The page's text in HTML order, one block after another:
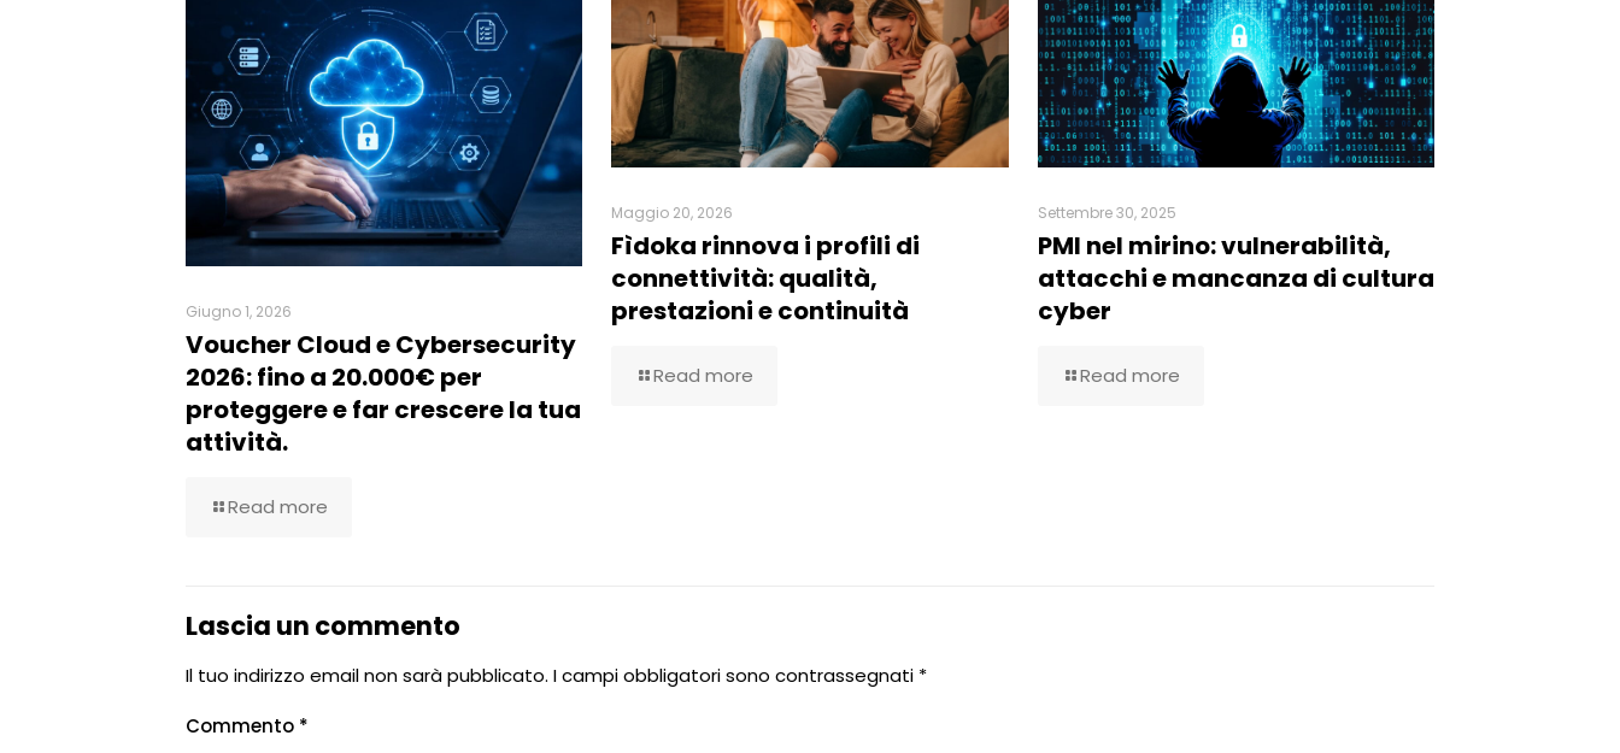
Giugno 1, 2026
Voucher Cloud e Cybersecurity
2026: fino a 20.000€ per
proteggere e far crescere la tua
attività.
Read more
Maggio 20, 2026
Fìdoka rinnova i profili di
connettività: qualità,
prestazioni e continuità
Read more
Settembre 30, 2025
PMI nel mirino: vulnerabilità,
attacchi e mancanza di cultura
cyber
Read more
Lascia un commento
Il tuo indirizzo email non sarà pubblicato. I campi obbligatori sono contrassegnati *
Commento *